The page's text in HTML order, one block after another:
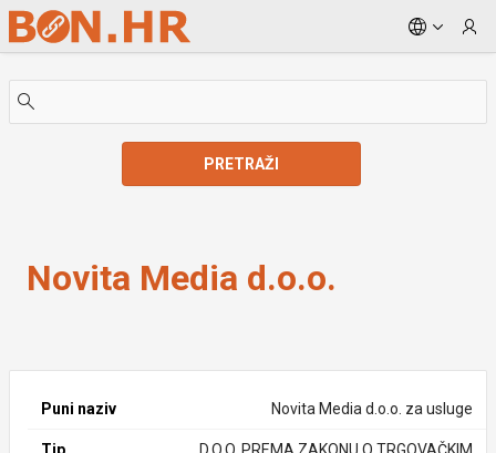
Skip to Main Content
PRETRAŽI
Novita Media d.o.o.
Puni naziv Novita Media d.o.o. za usluge